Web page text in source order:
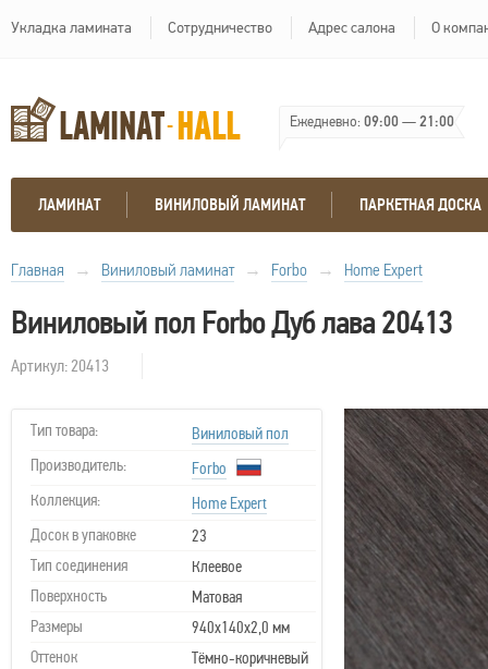
Укладка ламината Сотрудничество Адрес салона О
Ежедневно:09:00—21:00
ЛАМИНАТ ВИНИЛОВЫЙ ЛАМИНАТ ПАРКЕТНАЯ ДОСКА
Главная → Виниловый ламинат → Forbo → Home Expert
Виниловый пол Forbo Дуб лава 20413
Артикул: 20413
Тип товара:
Виниловый пол
Производитель:
Forbo
Коллекция:
Home Expert
Досок в упаковке
23
Тип соединения
Клеевое
Поверхность
Матовая
Размеры
940х140х2,0 мм
Оттенок
Тёмно-коричневый